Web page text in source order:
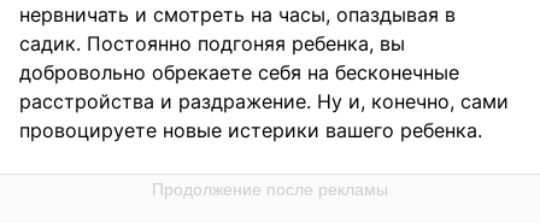
нервничать и смотреть на часы, опаздывая в
садик. Постоянно подгоняя ребенка, вы
добровольно обрекаете себя на бесконечные
расстройства и раздражение. Ну и, конечно, сами
провоцируете новые истерики вашего ребенка.